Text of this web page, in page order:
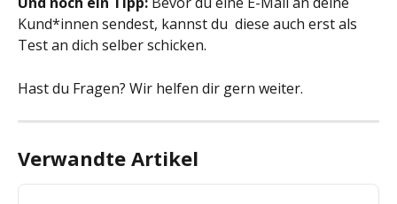
Kund*innen sendest, kannst du  diese auch erst als
Test an dich selber schicken.
Hast du Fragen? Wir helfen dir gern weiter.
Verwandte Artikel